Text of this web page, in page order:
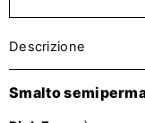
Descrizione
Smalto